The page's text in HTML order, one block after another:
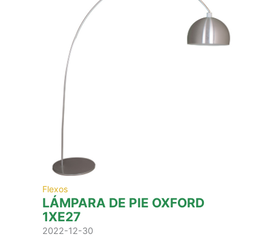
Flexos
LÁMPARA DE PIE OXFORD
1XE27
2022-12-30